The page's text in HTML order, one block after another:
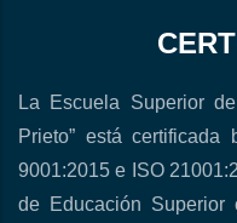
La Escuela Superior
Prieto” está
9001:2015 e ISO
de Educación Superior